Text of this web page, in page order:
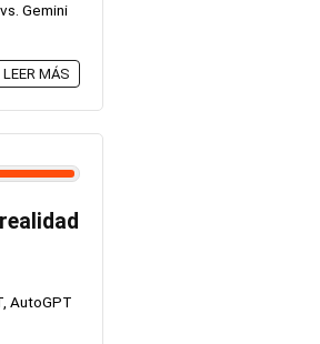
Gemini
LEER MÁS
AutoGPT